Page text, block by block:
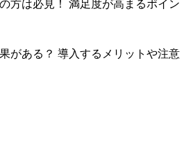
方は必見！ 満足度が高まるポイン
がある？ 導入するメリットや注意